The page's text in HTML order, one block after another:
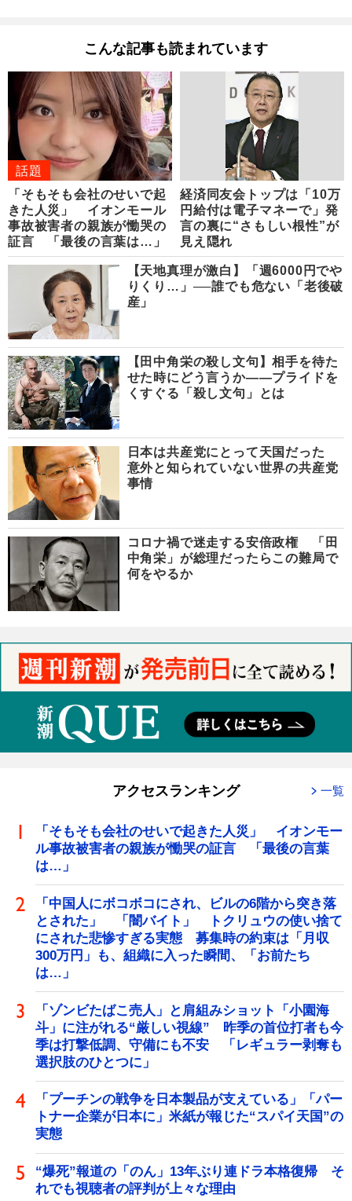
こんな記事も読まれています
話題
「そもそも会社のせいで起
きた人災」 イオンモール
事故被害者の親族が慟哭の
証言 「最後の言葉は…」
経済同友会トップは「10万
円給付は電子マネーで」発
言の裏に“さもしい根性”が
見え隠れ
【天地真理が激白】「週6000円でや
りくり…」──誰でも危ない「老後破
産」
【田中角栄の殺し文句】相手を待た
せた時にどう言うか――プライドを
くすぐる「殺し文句」とは
日本は共産党にとって天国だった
意外と知られていない世界の共産党
事情
コロナ禍で迷走する安倍政権 「田
中角栄」が総理だったらこの難局で
何をやるか
アクセスランキング 一覧
「そもそも会社のせいで起きた人災」 イオンモー
ル事故被害者の親族が慟哭の証言 「最後の言葉
は…」
「中国人にボコボコにされ、ビルの6階から突き落
とされた」 「闇バイト」 トクリュウの使い捨て
にされた悲惨すぎる実態 募集時の約束は「月収
300万円」も、組織に入った瞬間、「お前たち
は…」
「ゾンビたばこ売人」と肩組みショット「小園海
斗」に注がれる“厳しい視線” 昨季の首位打者も今
季は打撃低調、守備にも不安 「レギュラー剥奪も
選択肢のひとつに」
「プーチンの戦争を日本製品が支えている」「パー
トナー企業が日本に」米紙が報じた“スパイ天国”の
実態
“爆死”報道の「のん」13年ぶり連ドラ本格復帰 そ
れでも視聴者の評判が上々な理由